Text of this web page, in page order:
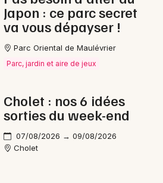
Japon : ce parc secret
va vous dépayser !
Parc Oriental de Maulévrier
Parc, jardin et aire de jeux
Cholet : nos 6 idées
sorties du week-end
07/08/2026 → 09/08/2026
Cholet